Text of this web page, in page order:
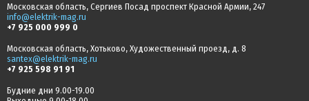
Московская область, Сергиев Посад проспект Красной Армии, 247
info@elektrik-mag.ru
+7 925 000 999 0
Московская область, Хотьково, Художественный проезд, д. 8
santex@elektrik-mag.ru
+7 925 598 91 91
Будние дни 9.00-19.00